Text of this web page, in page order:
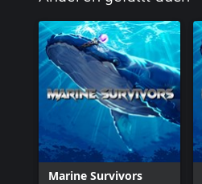
Marine Survivors